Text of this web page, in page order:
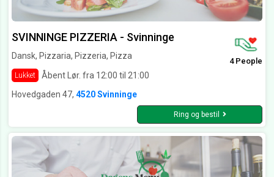
SVINNINGE PIZZERIA - Svinninge
Dansk, Pizzaria, Pizzeria, Pizza
Lukket Åbent Lør. fra 12:00 til 21:00
4 People
Hovedgaden 47, 4520 Svinninge
Ring og bestil